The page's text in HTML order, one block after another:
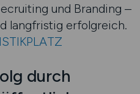
und Branding –
langfristig erfolgreich.
durch